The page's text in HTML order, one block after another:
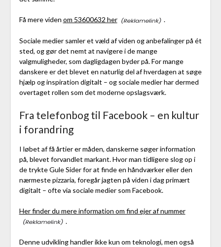
Få mere viden om 53600632 her .
Sociale medier samler et væld af viden og anbefalinger på ét
sted, og gør det nemt at navigere i de mange
valgmuligheder, som dagligdagen byder på. For mange
danskere er det blevet en naturlig del af hverdagen at søge
hjælp og inspiration digitalt – og sociale medier har dermed
overtaget rollen som det moderne opslagsværk.
Fra telefonbog til Facebook – en kultur
i forandring
I løbet af få årtier er måden, danskerne søger information
på, blevet forvandlet markant. Hvor man tidligere slog op i
de trykte Gule Sider for at finde en håndværker eller den
nærmeste pizzaria, foregår jagten på viden i dag primært
digitalt – ofte via sociale medier som Facebook.
Her finder du mere information om find ejer af nummer
.
Denne udvikling handler ikke kun om teknologi, men også